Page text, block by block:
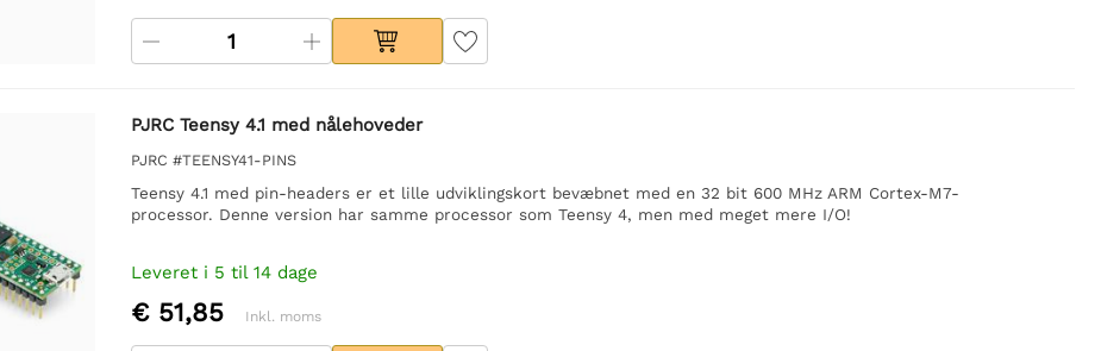
PJRC Teensy 4.1 med nålehoveder
PJRC #TEENSY41-PINS
Teensy 4.1 med pin-headers er et lille udviklingskort bevæbnet med en 32 bit 600 MHz ARM Cortex-M7-
processor. Denne version har samme processor som Teensy 4, men med meget mere I/O!
Leveret i 5 til 14 dage
€ 51,85 Inkl. moms